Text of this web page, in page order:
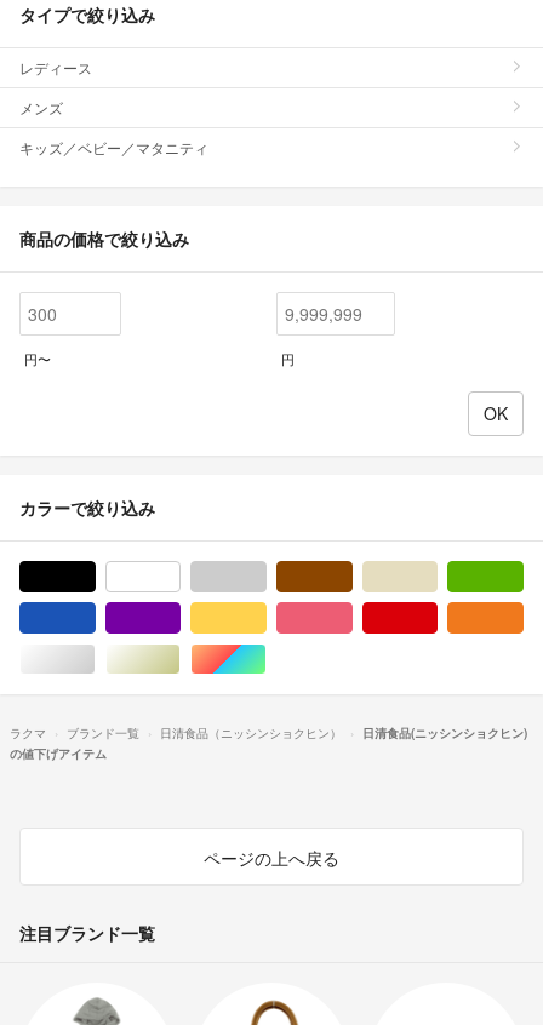
タイプで絞り込み
レディース
メンズ
キッズ／ベビー／マタニティ
商品の価格で絞り込み
円〜 円
カラーで絞り込み
シルバー/銀色系ゴールド/金色系マルチカラー
ラクマ ブランド一覧 日清食品（ニッシンショクヒン）
日清食品(ニッシンショクヒン)
の値下げアイテム
ページの上へ戻る
注目ブランド一覧